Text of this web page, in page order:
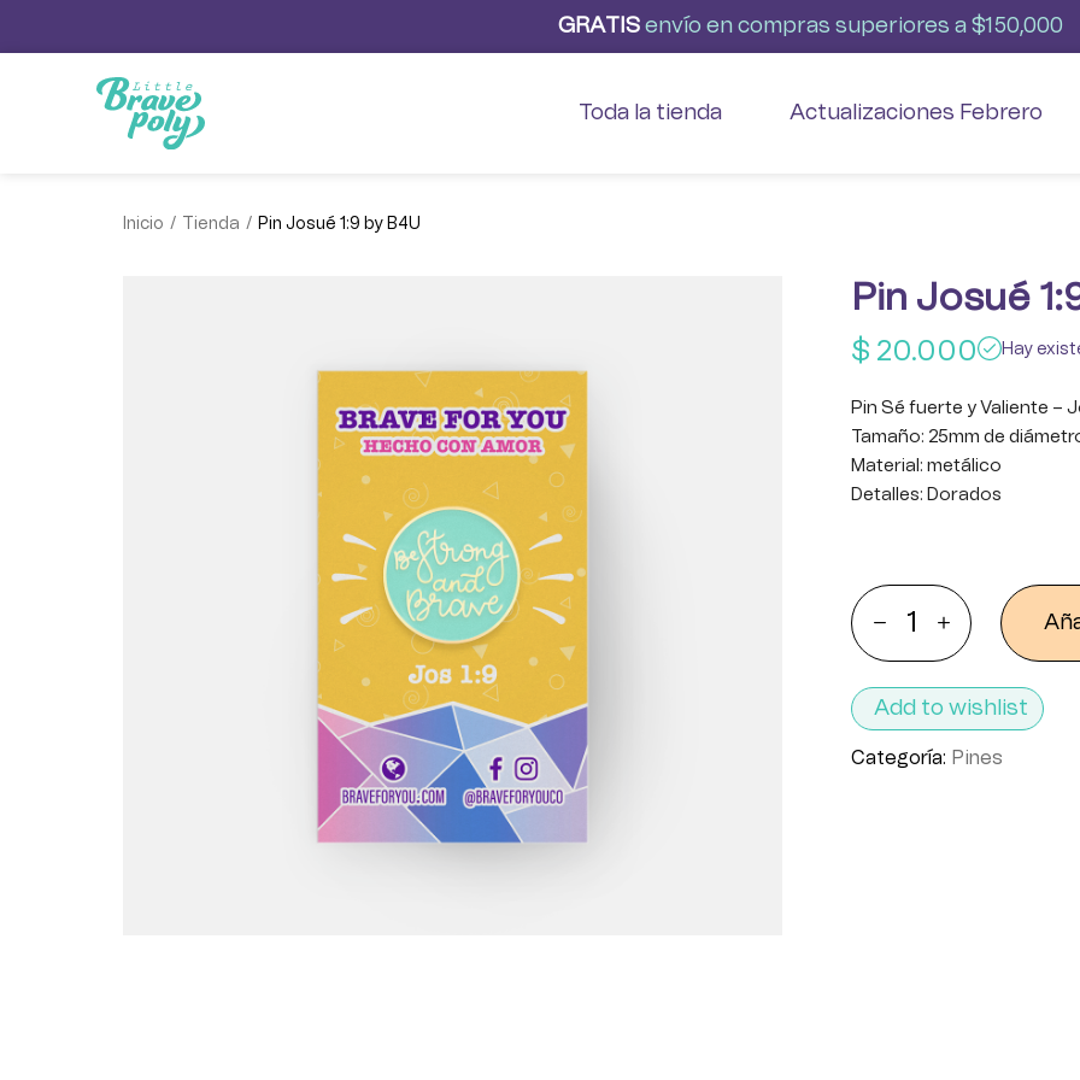
GRATI S envío en compras superiores a $150,000
Toda la tienda Actualizaciones Febrero
Inicio / Tienda / Pin Josué 1:9 by B4U
Pin Josué
$ 20.000 Hay
Pin Sé fuerte y Valiente –
Tamaño: 25mm de
Material: metálico
Detalles: Dorados
Add to wishlist
Categoría: Pines